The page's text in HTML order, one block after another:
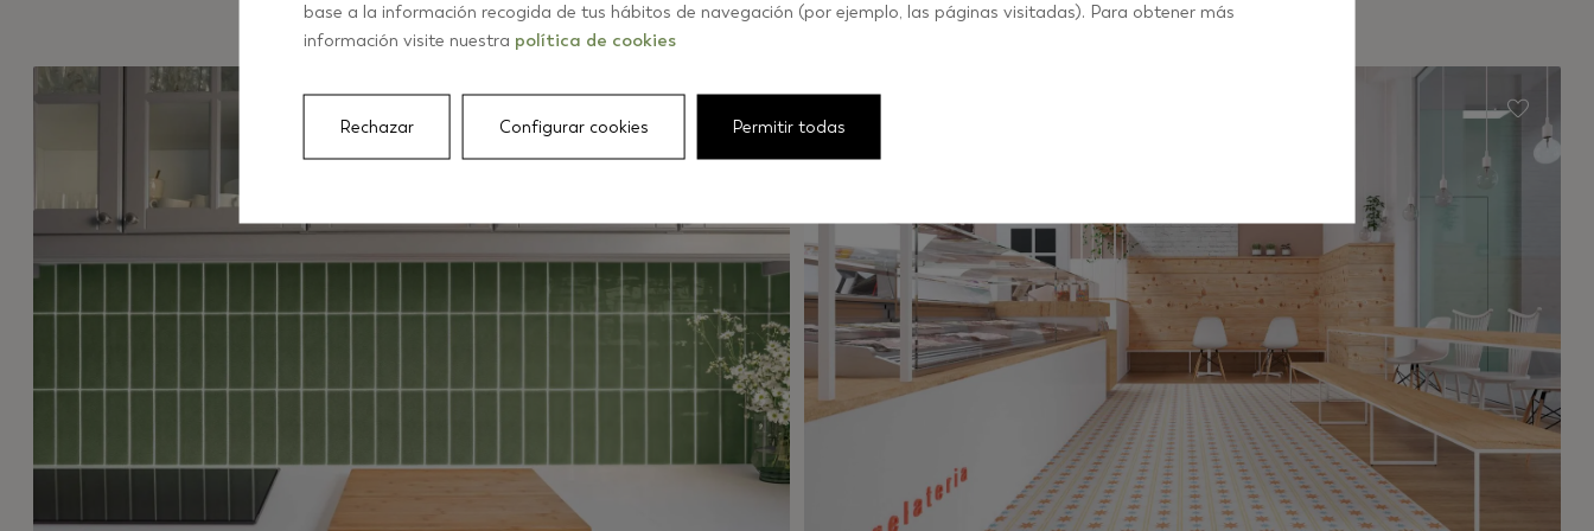
base a la información recogida de tus hábitos de navegación (por ejemplo, las páginas visitadas). Para obtener más
información visite nuestra política de cookies
Rechazar Configurar cookies Permitir todas